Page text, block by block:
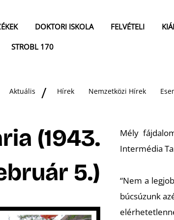
DOKTORI ISKOLA FELVÉTELI
STROBL 170
Aktuális Hírek Nemzetközi Hírek
(1943.
5.)
Mély
Intermédia
“Nem a
búcsúzunk